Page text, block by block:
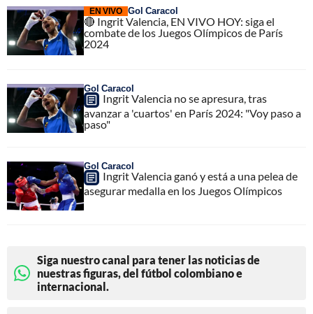
EN VIVO Gol Caracol
🔴 Ingrit Valencia, EN VIVO HOY: siga el
combate de los Juegos Olímpicos de París
2024
Gol Caracol
Ingrit Valencia no se apresura, tras
avanzar a 'cuartos' en París 2024: "Voy paso a
paso"
Gol Caracol
Ingrit Valencia ganó y está a una pelea de
asegurar medalla en los Juegos Olímpicos
Siga nuestro canal para tener las noticias de
nuestras figuras, del fútbol colombiano e
internacional.